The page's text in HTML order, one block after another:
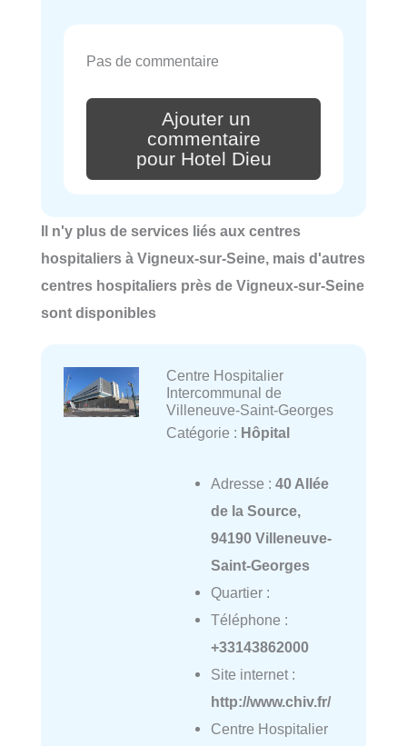
Pas de commentaire
Ajouter un
commentaire
pour Hotel Dieu
Il n'y plus de services liés aux centres
hospitaliers à Vigneux-sur-Seine, mais d'autres
centres hospitaliers près de Vigneux-sur-Seine
sont disponibles
Centre Hospitalier
Intercommunal de
Villeneuve-Saint-Georges
Catégorie : Hôpital
Adresse : 40 Allée
de la Source,
94190 Villeneuve-
Saint-Georges
Quartier :
Téléphone :
+33143862000
Site internet :
http://www.chiv.fr/
Centre Hospitalier